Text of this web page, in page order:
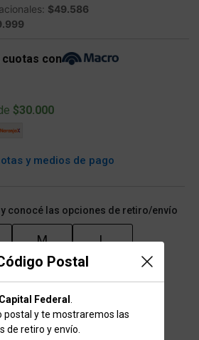
Postal
Capital Federal
postal y te mostraremos las
de retiro y envío.
$49.586
cuotas con
$30.000
y medios de pago
conocé las opciones de retiro/envío
M L
XXXL
Tabla de talles